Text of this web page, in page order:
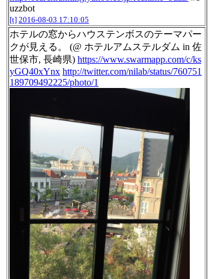
uzzbot
[t] 2016-08-03 17:10:05
ホテルの窓からハウステンボスのテーマパー
クが見える。 (@ ホテルアムステルダム in 佐
世保市, 長崎県) https://www.swarmapp.com/c/ks
yGQ40xYnx http://twitter.com/nilab/status/760751
189709492225/photo/1